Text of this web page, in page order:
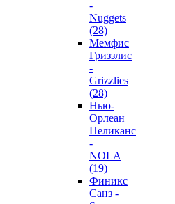
-
Nuggets
(28)
Мемфис
Гриззлис
-
Grizzlies
(28)
Нью-
Орлеан
Пеликанс
-
NOLA
(19)
Финикс
Санз -